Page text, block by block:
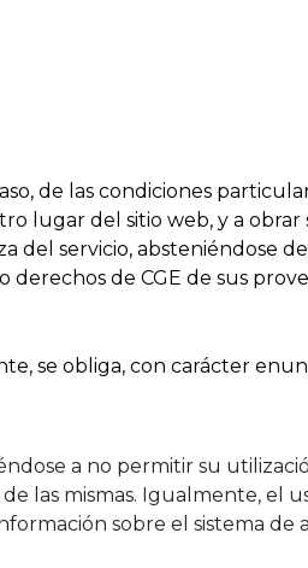
de las condiciones
lugar del sitio web, y a obrar
del servicio, absteniéndose
de CGE de sus
se obliga, con carácter
a no permitir su
las mismas. Igualmente, el
sobre el sistema de